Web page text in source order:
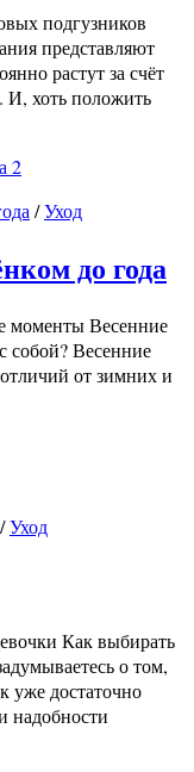
подгузников
представляют
растут за счёт
хоть положить
2
/Уход
до года
моменты Весенние
собой? Весенние
от зимних и
/Уход
Как выбирать
о том,
уже достаточно
надобности